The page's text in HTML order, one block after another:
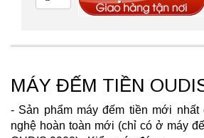
MÁY ĐẾM TIỀN
- Sản phẩm máy đếm tiền mới
nghệ hoàn toàn mới (chỉ có ở máy